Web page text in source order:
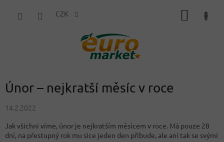
CZK
Únor – nejkratší měsíc v roce
14.2.2022
Jak všichni víme, únor je nejkratším měsícem v roce. Má pouze 28
dní, na přestupný rok mu sice jeden den přibude, ale ani tak se svými